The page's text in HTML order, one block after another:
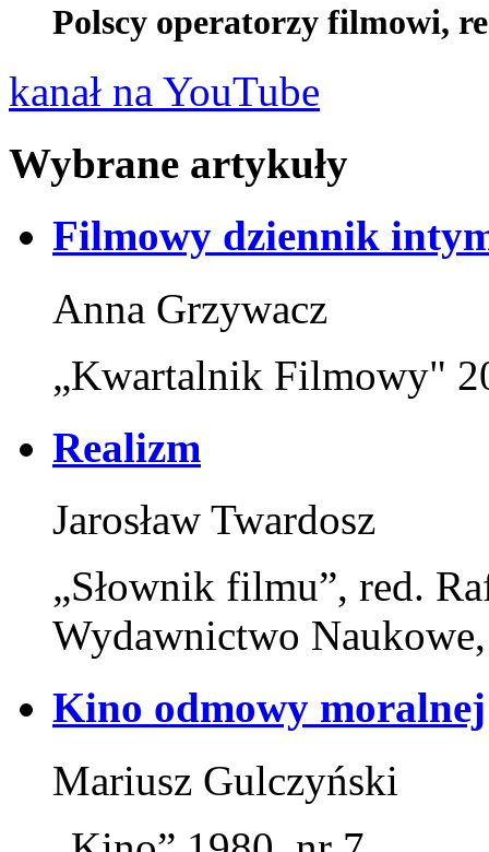
Polscy operatorzy filmowi,
kanał na YouTube
Wybrane artykuły
Filmowy dziennik
Anna Grzywacz
„Kwartalnik Filmowy"
Realizm
Jarosław Twardosz
„Słownik filmu”, red.
Wydawnictwo
Kino odmowy moralnej
Mariusz Gulczyński